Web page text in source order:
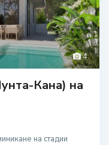
4
Кана) на
на стадии